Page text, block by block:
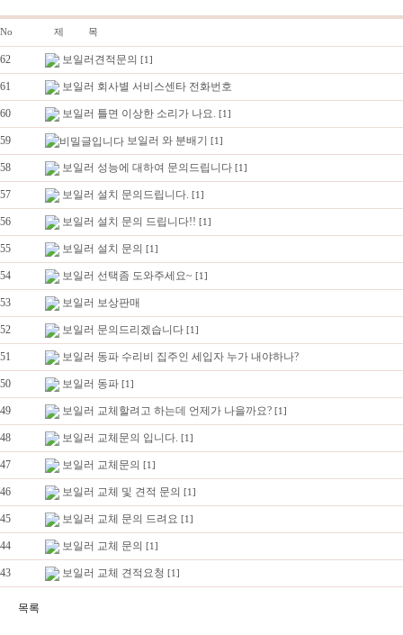
No 제 목
62 보일러견적문의 [1]
61 보일러 회사별 서비스센타 전화번호
60 보일러 틀면 이상한 소리가 나요. [1]
59 보일러 와 분배기 [1]
58 보일러 성능에 대하여 문의드립니다 [1]
57 보일러 설치 문의드립니다. [1]
56 보일러 설치 문의 드립니다!! [1]
55 보일러 설치 문의 [1]
54 보일러 선택좀 도와주세요~ [1]
53 보일러 보상판매
52 보일러 문의드리겠습니다 [1]
51 보일러 동파 수리비 집주인 세입자 누가 내야하나?
50 보일러 동파 [1]
49 보일러 교체할려고 하는데 언제가 나을까요? [1]
48 보일러 교체문의 입니다. [1]
47 보일러 교체문의 [1]
46 보일러 교체 및 견적 문의 [1]
45 보일러 교체 문의 드려요 [1]
44 보일러 교체 문의 [1]
43 보일러 교체 견적요청 [1]
목록